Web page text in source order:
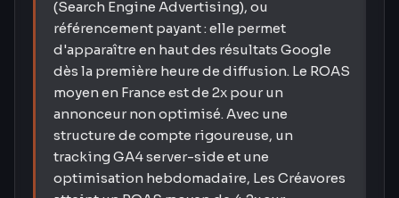
(Search Engine Advertising), ou
référencement payant : elle permet
d'apparaître en haut des résultats Google
dès la première heure de diffusion. Le ROAS
moyen en France est de 2x pour un
annonceur non optimisé. Avec une
structure de compte rigoureuse, un
tracking GA4 server-side et une
optimisation hebdomadaire, Les Créavores